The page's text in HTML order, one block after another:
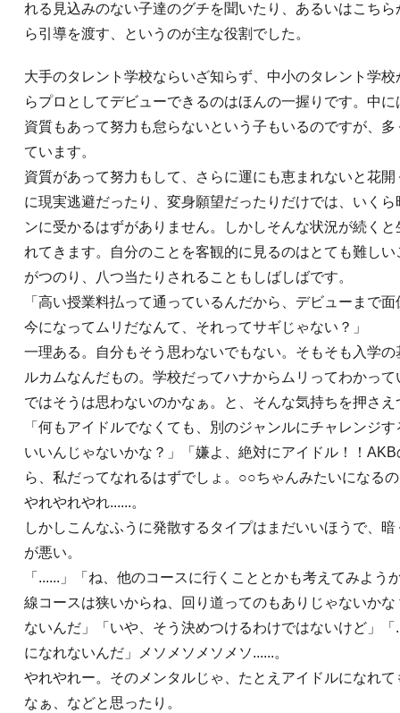
れる見込みのない子達のグチを聞いたり、あるいはこちら
ら引導を渡す、というのが主な役割でした。
大手のタレント学校ならいざ知らず、中小のタレント学校
らプロとしてデビューできるのはほんの一握りです。中に
資質もあって努力も怠らないという子もいるのですが、
ています。
資質があって努力もして、さらに運にも恵まれないと花
に現実逃避だったり、変身願望だったりだけでは、いく
ンに受かるはずがありません。しかしそんな状況が続く
れてきます。自分のことを客観的に見るのはとても難し
がつのり、八つ当たりされることもしばしばです。
「高い授業料払って通っているんだから、デビューまで
今になってムリだなんて、それってサギじゃない？」
一理ある。自分もそう思わないでもない。そもそも入学
ルカムなんだもの。学校だってハナからムリってわかっ
ではそうは思わないのかなぁ。と、そんな気持ちを押さ
「何もアイドルでなくても、別のジャンルにチャレンジ
いいんじゃないかな？」「嫌よ、絶対にアイドル！！
ら、私だってなれるはずでしょ。○○ちゃんみたいになる
やれやれやれ......。
しかしこんなふうに発散するタイプはまだいいほうで、
が悪い。
「......」「ね、他のコースに行くこととかも考えてみよう
線コースは狭いからね、回り道ってのもありじゃないか
ないんだ」「いや、そう決めつけるわけではないけど」
になれないんだ」メソメソメソメソ......。
やれやれー。そのメンタルじゃ、たとえアイドルになれ
なぁ、などと思ったり。